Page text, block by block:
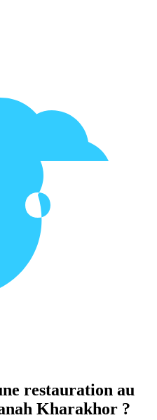
restauration au
Kharakhor ?